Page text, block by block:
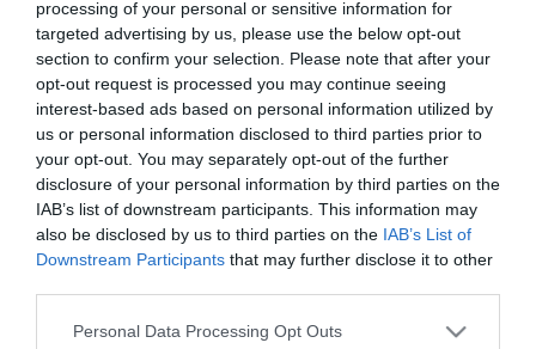
processing of your personal or sensitive information for
targeted advertising by us, please use the below opt-out
section to confirm your selection. Please note that after your
opt-out request is processed you may continue seeing
interest-based ads based on personal information utilized by
us or personal information disclosed to third parties prior to
your opt-out. You may separately opt-out of the further
disclosure of your personal information by third parties on the
IAB’s list of downstream participants. This information may
also be disclosed by us to third parties on the IAB’s List of
Downstream Participants that may further disclose it to other
Please note that this website/app uses one or more Google
Personal Data Processing Opt Outs
problémákat is okozhat.